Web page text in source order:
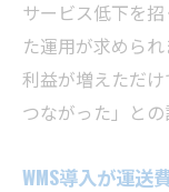
サービス低下を
た運用が求めら
利益が増えただ
つながった」との
WMS導入が運送